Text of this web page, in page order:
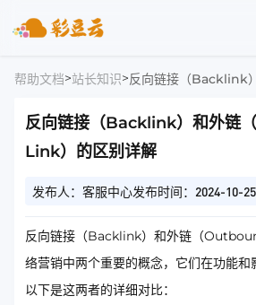
帮助文档>站长知识>反向链接（Backlink
反向链接（Backlink）和外链
Link）的区别详解
发布人：客服中心发布时间：2024-10-25
反向链接（Backlink）和外链（
络营销中两个重要的概念，它们在功能和
以下是这两者的详细对比：